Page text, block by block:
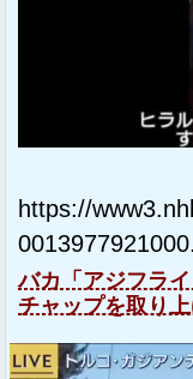
https://
バカ「アジフラ
チャップを取り上
動